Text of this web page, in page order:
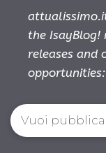
the IsayBlog!
releases and
opportunities:
Musica
Vuoi